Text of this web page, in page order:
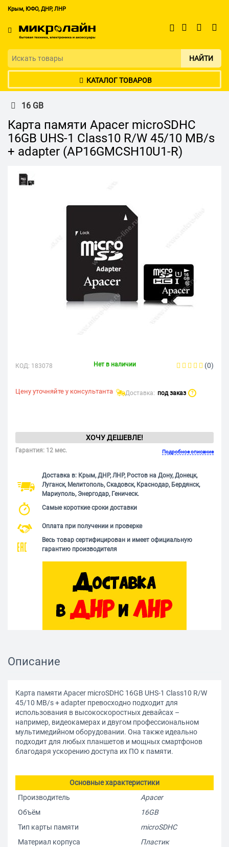
Крым, ЮФО, ДНР, ЛНР
НАЙТИ
КАТАЛОГ ТОВАРОВ
16 GB
Карта памяти Apacer microSDHC
16GB UHS-1 Class10 R/W 45/10 MB/s
+ adapter (AP16GMCSH10U1-R)
КОД: 183078 Нет в наличии (0)
Цену уточняйте у консультанта Доставка: под заказ ?
ХОЧУ ДЕШЕВЛЕ!
Гарантия: 12 мес. Подробное описание
Доставка в: Крым, ДНР, ЛНР, Ростов на Дону, Донецк,
Луганск, Мелитополь, Скадовск, Краснодар, Бердянск,
Мариуполь, Энергодар, Геническ.
Самые короткие сроки доставки
Оплата при получении и проверке
Весь товар сертифицирован и имеет официальную
гарантию производителя
Описание
Карта памяти Apacer microSDHC 16GB UHS-1 Class10 R/W
45/10 MB/s + adapter превосходно подходит для
использования в высокоскоростных девайсах –
например, видеокамерах и двугом профессиональном
мультимедийном оборудовании. Она также идеально
подходит для любых планшетов и мощных смартфонов
благодаря ускорению доступа их ПО к памяти.
Основные характеристики
Производитель
Apacer
Объём
16GB
Тип карты памяти
microSDHC
Материал корпуса
Пластик